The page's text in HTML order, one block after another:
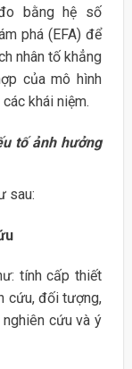
bằng hệ số
phá (EFA) để
nhân tố khẳng
của mô hình
khái niệm.
tố ảnh hưởng
sau:
tính cấp thiết
cứu, đối tượng,
cứu và ý